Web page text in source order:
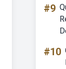
#9
#10